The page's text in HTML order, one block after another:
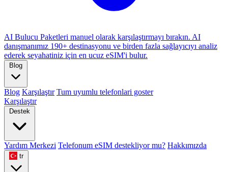
AI Bulucu Paketleri manuel olarak karşılaştırmayı bırakın. AI
danışmanımız 190+ destinasyonu ve birden fazla sağlayıcıyı analiz
ederek seyahatiniz için en ucuz eSIM'i bulur.
Blog
Blog Karşılaştır Tum uyumlu telefonlari goster
Karşılaştır
Destek
Yardım Merkezi Telefonum eSIM destekliyor mu? Hakkımızda
tr